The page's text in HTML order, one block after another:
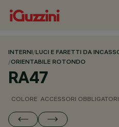
INTERNI/LUCI E FARETTI DA
/ORIENTABILE ROTONDO
RA47
COLORE ACCESSORI OBBLIGATORI